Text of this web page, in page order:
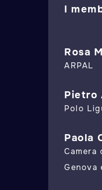
I
Rosa
ARPAL
Pietro
Polo
Paola
Genova